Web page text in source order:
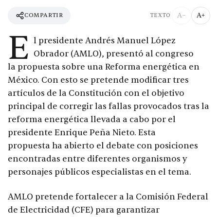
COMPARTIR TEXTO A− A+
E l presidente Andrés Manuel López
Obrador (AMLO), presentó al congreso
la propuesta sobre una Reforma energética en
México. Con esto se pretende modificar tres
artículos de la Constitución con el objetivo
principal de corregir las fallas provocados tras la
reforma energética llevada a cabo por el
presidente Enrique Peña Nieto. Esta
propuesta ha abierto el debate con posiciones
encontradas entre diferentes organismos y
personajes públicos especialistas en el tema.
AMLO pretende fortalecer a la Comisión Federal
de Electricidad (CFE) para garantizar